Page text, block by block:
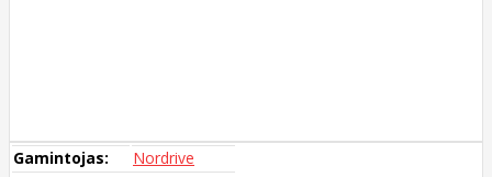
Gamintojas:
Nordrive